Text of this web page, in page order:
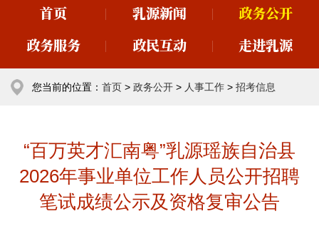
首页 乳源新闻
政务公开
政务服务
政民互动 走进乳源
您当前的位置： 首页 > 政务公开 > 人事工作 > 招考信息
“百万英才汇南粤”乳源瑶族自治县
2026年事业单位工作人员公开招聘
笔试成绩公示及资格复审公告